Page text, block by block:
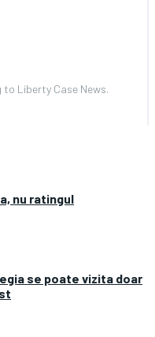
Liberty Case News.
nu ratingul
se poate vizita doar